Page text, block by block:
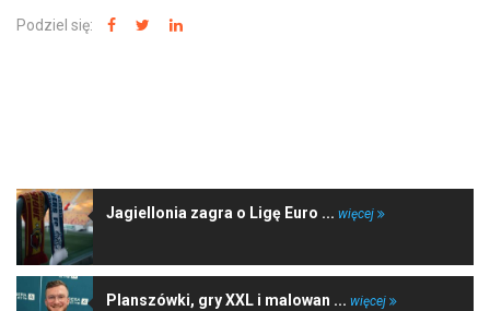
Podziel się:
Jagiellonia zagra o Ligę Euro ... więcej
Planszówki, gry XXL i malowan ... więcej